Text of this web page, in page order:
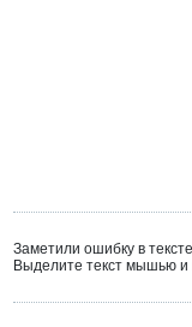
Заметили ошибку в
Выделите текст мышью и